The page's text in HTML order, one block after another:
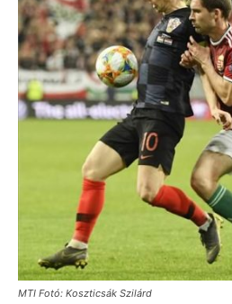
MTI Fotó: Koszticsák Szilárd